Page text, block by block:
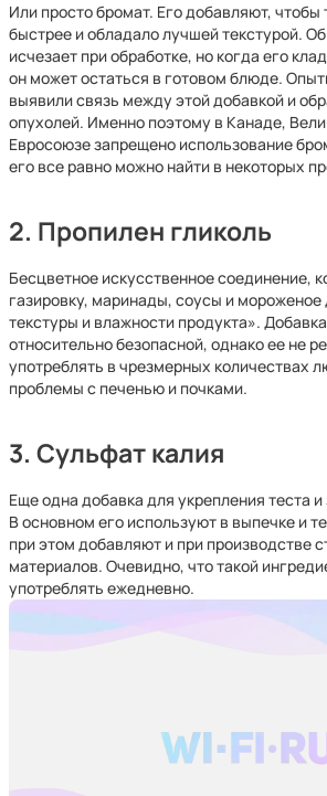
Или просто бромат. Его добавляют, чтобы
быстрее и обладало лучшей текстурой.
исчезает при обработке, но когда его
он может остаться в готовом блюде.
выявили связь между этой добавкой и
опухолей. Именно поэтому в Канаде,
Евросоюзе запрещено использование
его все равно можно найти в некоторых
2. Пропилен гликоль
Бесцветное искусственное соединение,
газировку, маринады, соусы и мороженое
текстуры и влажности продукта».
относительно безопасной, однако ее не
употреблять в чрезмерных количествах
проблемы с печенью и почками.
3. Сульфат калия
Еще одна добавка для укрепления теста
В основном его используют в выпечке и
при этом добавляют и при производстве
материалов. Очевидно, что такой
употреблять ежедневно.